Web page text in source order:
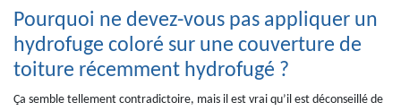
Pourquoi ne devez-vous pas appliquer un
hydrofuge coloré sur une couverture de
toiture récemment hydrofugé ?
Ça semble tellement contradictoire, mais il est vrai qu’il est déconseillé de